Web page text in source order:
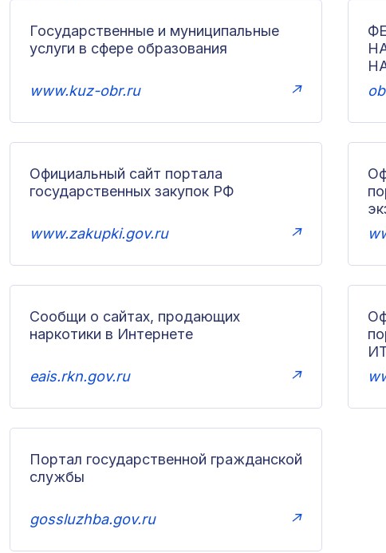
Государственные и муниципальные
услуги в сфере образования
www.kuz-obr.ru ↗
Официальный сайт портала
государственных закупок РФ
www.zakupki.gov.ru ↗
Сообщи о сайтах, продающих
наркотики в Интернете
eais.rkn.gov.ru ↗
Портал государственной гражданской
службы
gossluzhba.gov.ru ↗